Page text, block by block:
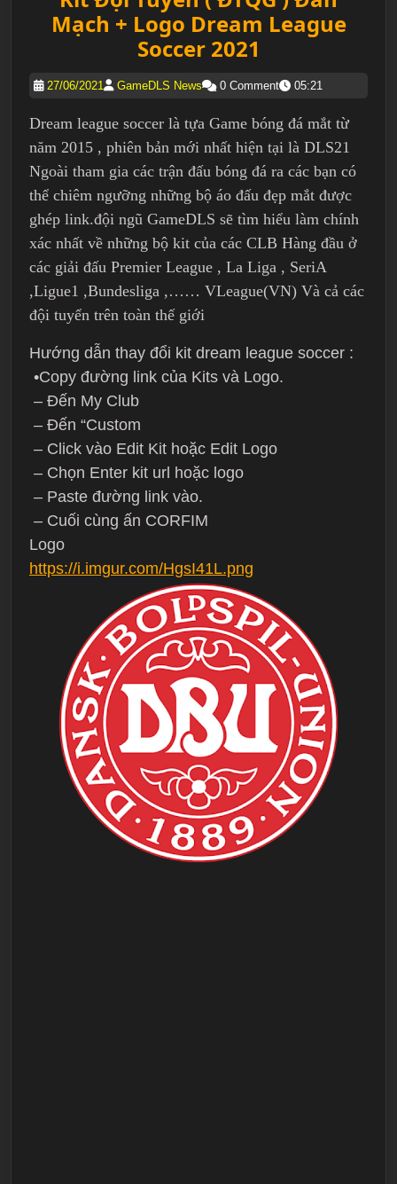
Mạch + Logo Dream League
Soccer 2021
27/06/2021 GameDLS News 0 Comment 05:21
Dream league soccer là tựa Game bóng đá mắt từ
năm 2015 , phiên bản mới nhất hiện tại là DLS21
Ngoài tham gia các trận đấu bóng đá ra các bạn có
thể chiêm ngưỡng những bộ áo đấu đẹp mắt được
ghép link.đội ngũ GameDLS sẽ tìm hiểu làm chính
xác nhất về những bộ kit của các CLB Hàng đầu ở
các giải đấu Premier League , La Liga , SeriA
,Ligue1 ,Bundesliga ,…… VLeague(VN) Và cả các
đội tuyển trên toàn thế giới
Hướng dẫn thay đổi kit dream league soccer :
•Copy đường link của Kits và Logo.
– Đến My Club
– Đến “Custom
– Click vào Edit Kit hoặc Edit Logo
– Chọn Enter kit url hoặc logo
– Paste đường link vào.
– Cuối cùng ấn CORFIM
Logo
https://i.imgur.com/HgsI41L.png